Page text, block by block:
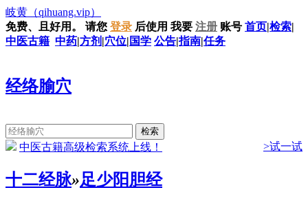
岐黄 （qihuang.vip）
免费、且好用。
请您 登录 后使用 我要 注册 账号 首页|检索|
中医古籍 中药|方剂 |穴位| 国学 公告|指南|任务
经络腧穴
中医古籍高级检索系统上线！ >试一试
十二经脉»足少阳胆经